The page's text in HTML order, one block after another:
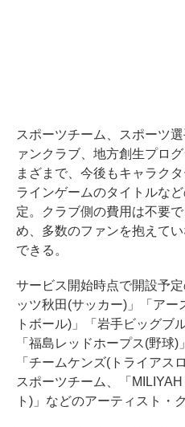
スポーツチーム、スポーツ
ァンクラブ、地方創生プロ
まざまで、今後もキャラク
ラインゲームのタイトルな
定。クラブ側の費用は不要
め、多数のファンを抱えて
できる。
サービス開始時点で開設予
ッツ秋田(サッカー)」「アー
トボール)」「岩手ビッグブ
「福島レッドホープス(野球)
「チームケンズ(トライアス
スポーツチーム、「
ト)」などのアーティスト・